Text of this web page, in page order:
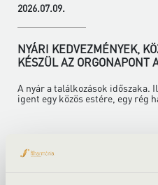
2026.07.09.
NYÁRI KEDVEZMÉNYEK,
KÉSZÜL AZ ORGONAPONT
A nyár a találkozások időszaka.
igent egy közös estére, egy rég
Bővebben